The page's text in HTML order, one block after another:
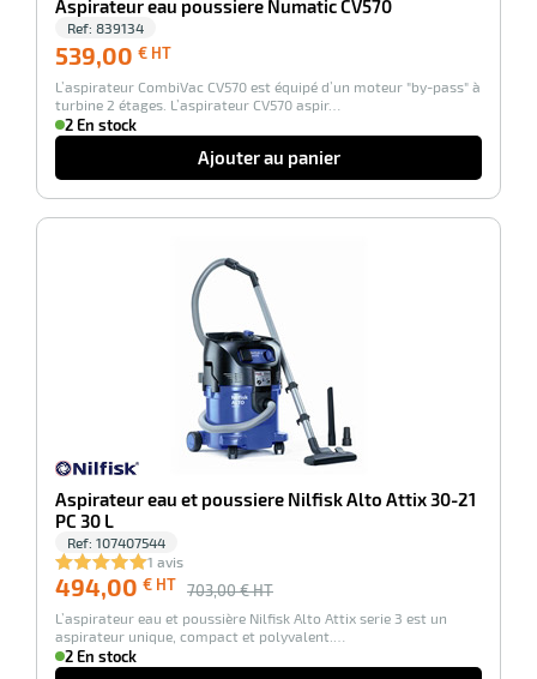
Aspirateur eau poussiere Numatic CV570
Ref: 839134
539,00 € HT
HT
L’aspirateur CombiVac CV570 est équipé d’un moteur "by-pass" à
turbine 2 étages. L’aspirateur CV570 aspir…
2 En stock
Ajouter au panier
Aspirateur eau et poussiere Nilfisk Alto Attix 30-21
PC 30 L
Ref: 107407544
1 avis
494,00 € HT 703,00 € HT
L’aspirateur eau et poussière Nilfisk Alto Attix serie 3 est un
aspirateur unique, compact et polyvalent.…
2 En stock